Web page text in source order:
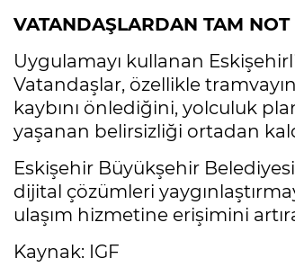
VATANDAŞLARDAN TAM NOT
Uygulamayı kullanan
Vatandaşlar, özellikle
kaybını önlediğini, yolculuk
yaşanan belirsizliği ortadan
Eskişehir Büyükşehir
dijital çözümleri
ulaşım hizmetine erişimini
Kaynak: IGF